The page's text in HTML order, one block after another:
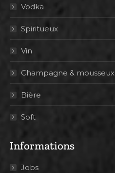
Vodka
Spiritueux
Vin
Champagne & mousseux
Bière
Soft
Informations
Jobs